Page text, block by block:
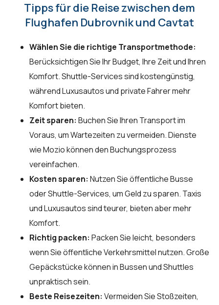
Tipps für die Reise zwischen dem
Flughafen Dubrovnik und Cavtat
Wählen Sie die richtige Transportmethode:
Berücksichtigen Sie Ihr Budget, Ihre Zeit und Ihren
Komfort. Shuttle-Services sind kostengünstig,
während Luxusautos und private Fahrer mehr
Komfort bieten.
Zeit sparen: Buchen Sie Ihren Transport im
Voraus, um Wartezeiten zu vermeiden. Dienste
wie Mozio können den Buchungsprozess
vereinfachen.
Kosten sparen: Nutzen Sie öffentliche Busse
oder Shuttle-Services, um Geld zu sparen. Taxis
und Luxusautos sind teurer, bieten aber mehr
Komfort.
Richtig packen: Packen Sie leicht, besonders
wenn Sie öffentliche Verkehrsmittel nutzen. Große
Gepäckstücke können in Bussen und Shuttles
unpraktisch sein.
Beste Reisezeiten: Vermeiden Sie Stoßzeiten,